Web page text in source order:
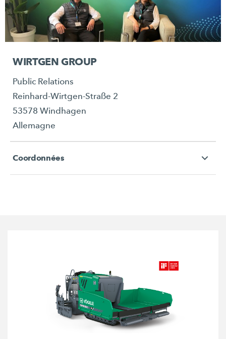
WIRTGEN GROUP
Public Relations
Reinhard-Wirtgen-Straße 2
53578 Windhagen
Allemagne
Coordonnées